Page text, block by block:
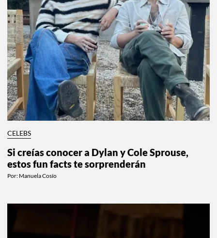
CELEBS
Si creías conocer a Dylan y Cole Sprouse,
estos fun facts te sorprenderán
Por: Manuela Cosío